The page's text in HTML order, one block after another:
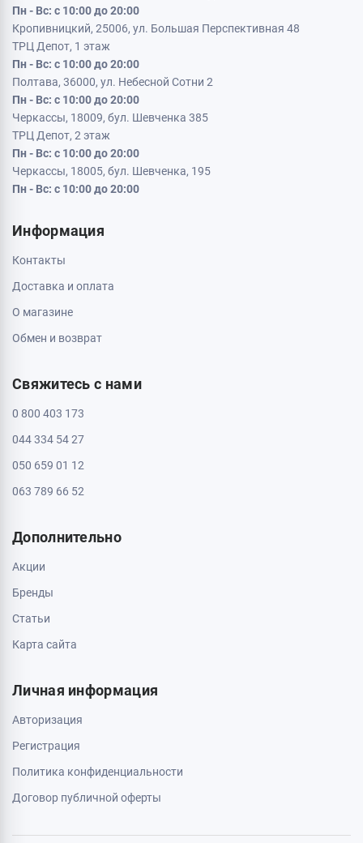
Кременчуг, 39600, ул. Соборная 9/16
Пн - Вс: с 10:00 до 20:00
Кривой Рог, 50000, проспект Металлургов 33
Кропивницкий, 25006, ул. Большая Перспективная 48
Полтава, 36000, ул. Небесной Сотни 2
Пн - Вс: с 10:00 до 20:00
ТРЦ Депот, 2 этаж
Черкассы, 18005, бул. Шевченка, 195
Информация
Контакты
Доставка и оплата
Обмен и возврат
Свяжитесь с нами
0 800 403 173
044 334 54 27
063 789 66 52
Дополнительно
Акции
Бренды